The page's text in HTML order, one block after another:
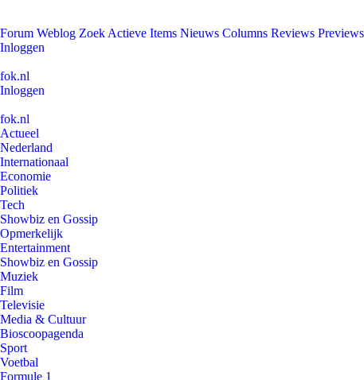
Forum Weblog Zoek Actieve Items Nieuws Columns Reviews Previews
Inloggen
fok.nl
Inloggen
fok.nl
Actueel
Nederland
Internationaal
Economie
Politiek
Tech
Showbiz en Gossip
Opmerkelijk
Entertainment
Showbiz en Gossip
Muziek
Film
Televisie
Media & Cultuur
Bioscoopagenda
Sport
Voetbal
Formule 1